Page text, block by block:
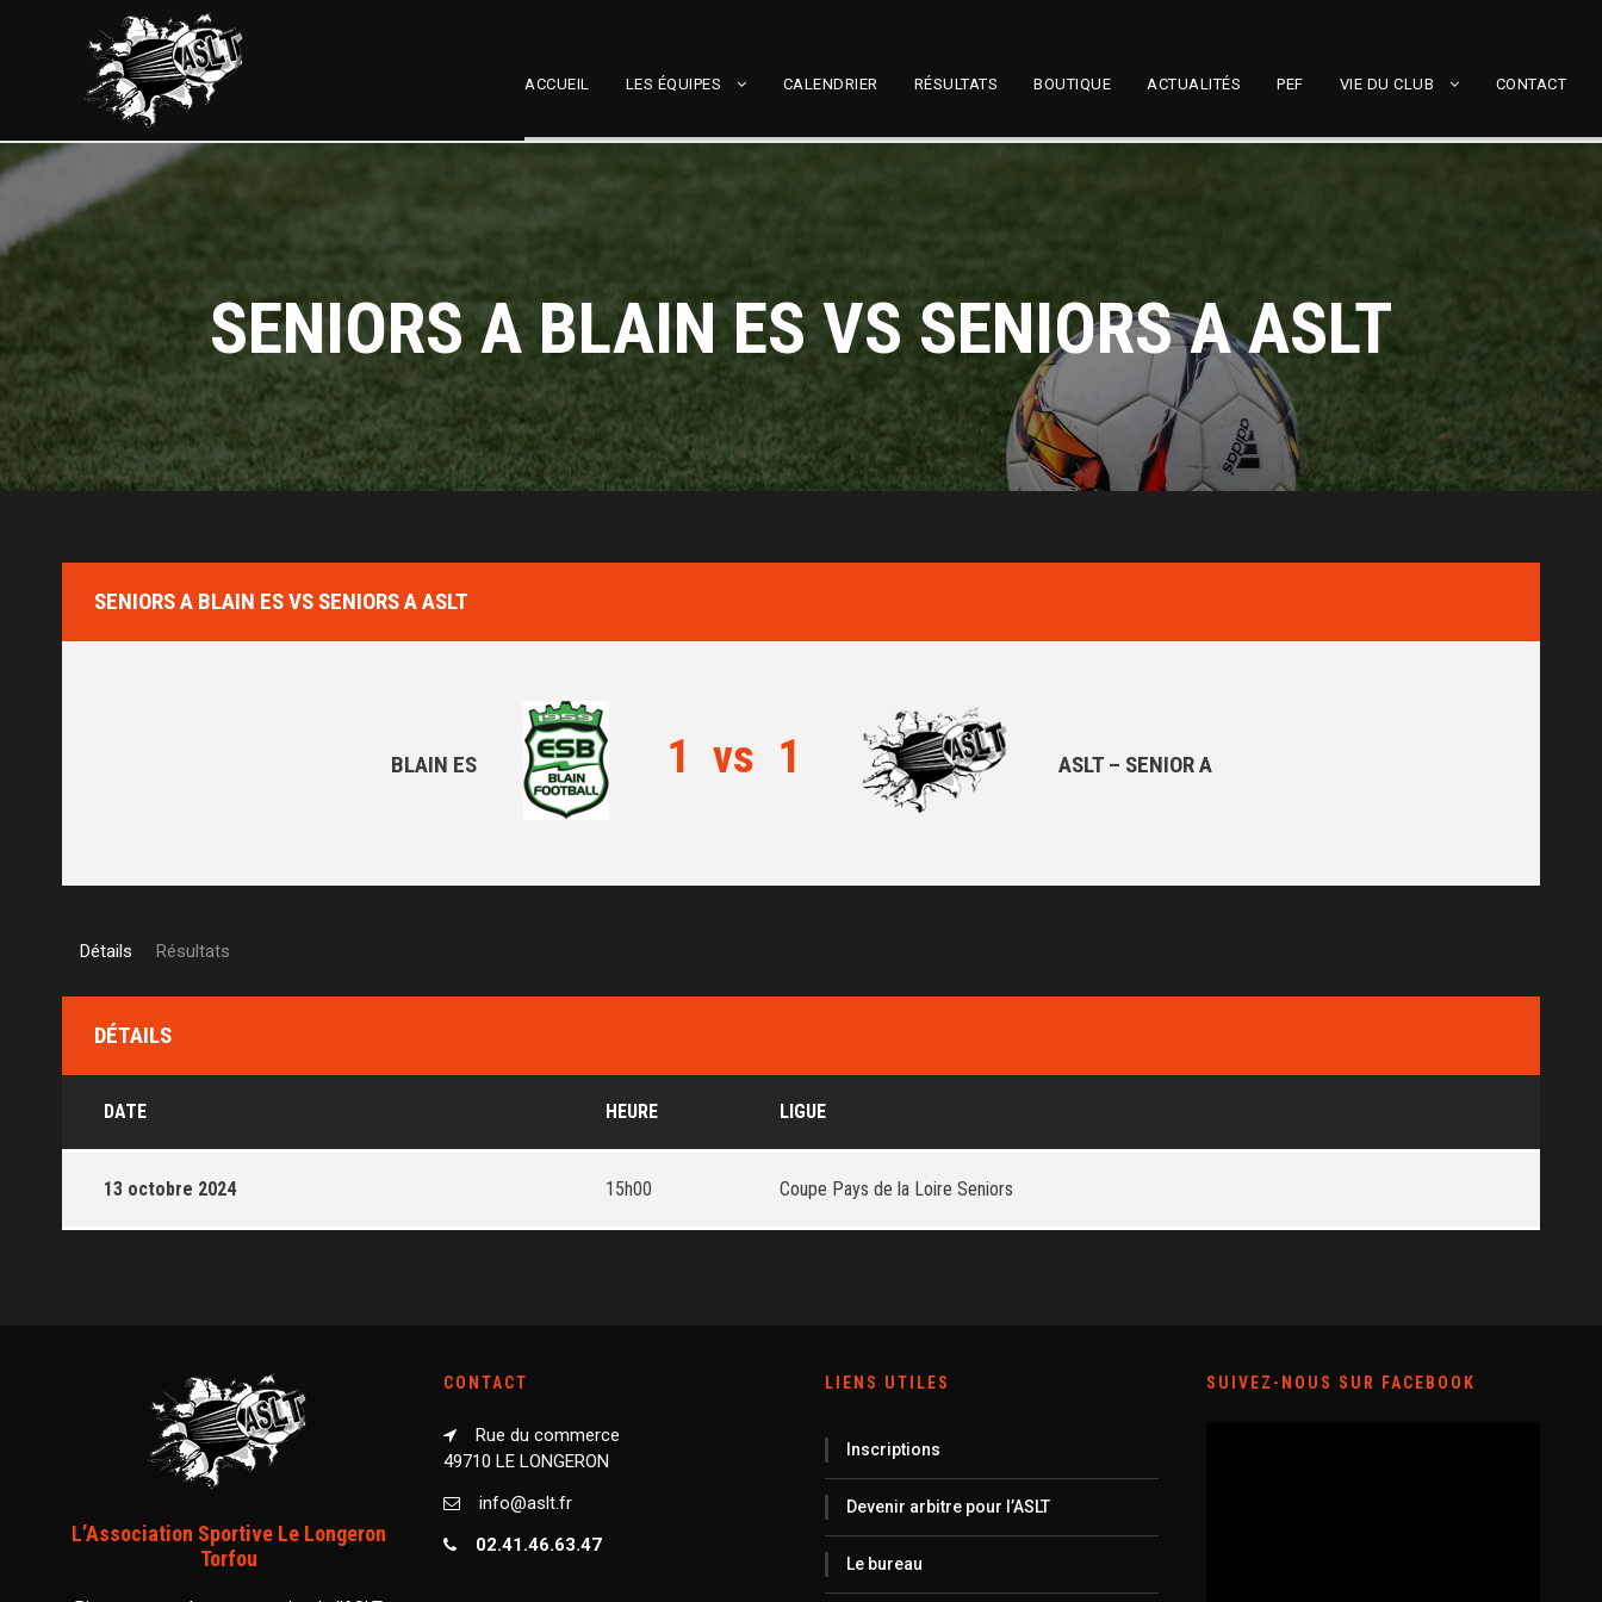
ACCUEIL LES ÉQUIPES CALENDRIER RÉSULTATS BOUTIQUE ACTUALITÉS PEF VIE DU CLUB CONTACT
SENIORS A BLAIN ES VS SENIORS A ASLT
SENIORS A BLAIN ES VS SENIORS A ASLT
BLAIN ES 1 vs 1 ASLT – SENIOR A
Détails Résultats
DÉTAILS
DATE HEURE LIGUE
13 octobre 2024 15h00 Coupe Pays de la Loire Seniors
L’Association Sportive Le Longeron
Torfou
CONTACT
Rue du commerce
49710 LE LONGERON
info@aslt.fr
02.41.46.63.47
LIENS UTILES
Inscriptions
Devenir arbitre pour l’ASLT
Le bureau
SUIVEZ-NOUS SUR FACEBOOK